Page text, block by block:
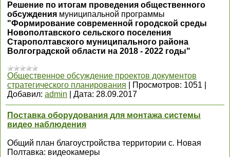
Решение по итогам проведения общественного
обсуждения муниципальной программы
"Формирование современной городской среды
Новополтавского сельского поселения
Старополтавского муниципального района
Волгоградской области на 2018 - 2022 годы"
Общественное обсуждение проектов документов
стратегического планирования
Просмотров: 1051
Добавил: admin Дата: 28.09.2017
Поставка оборудования для монтажа системы
видео наблюдения
Общий план благоустройства территории с. Новая
Полтавка: видеокамеры